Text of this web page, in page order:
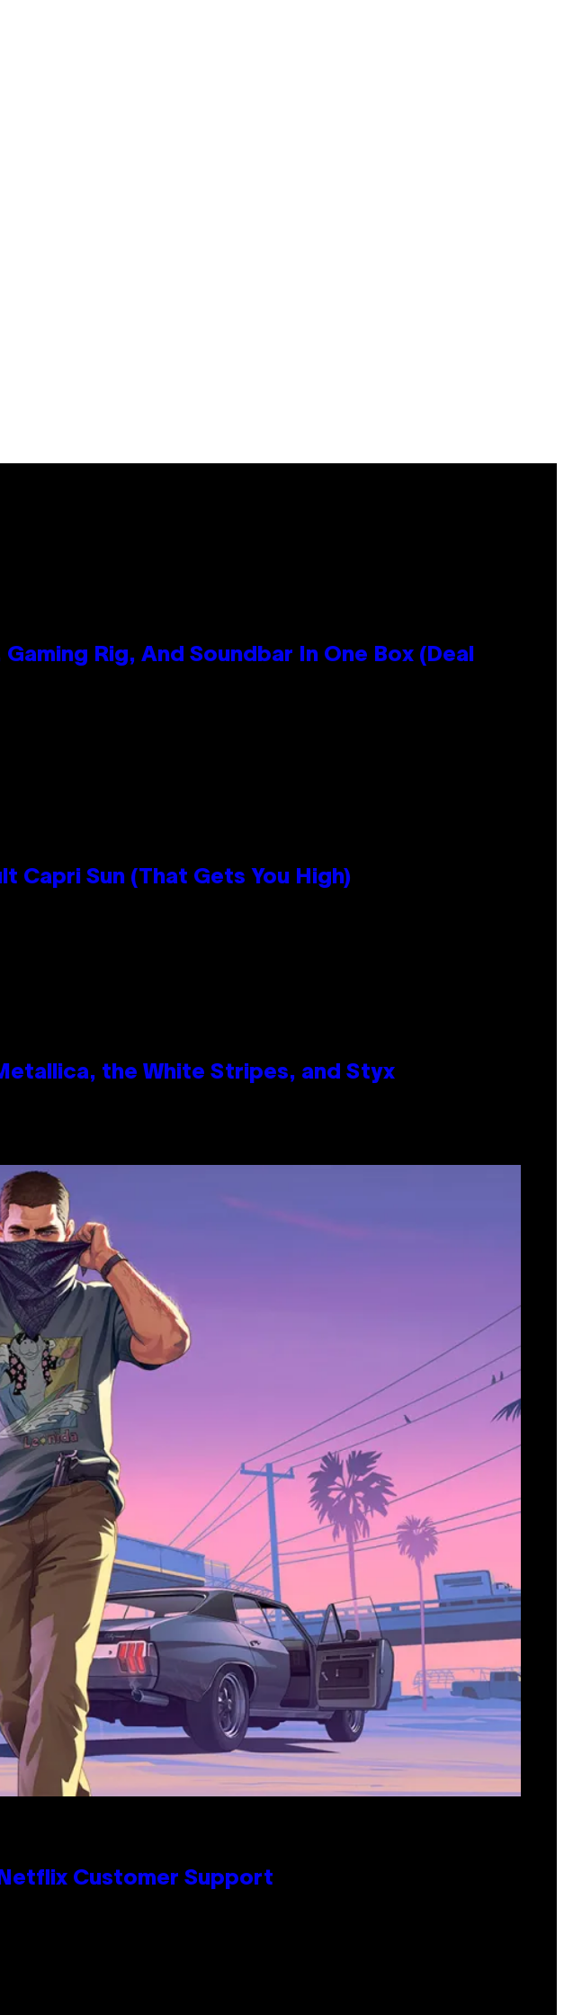
Rig, And Soundbar In One Box (Deal
Capri Sun (That Gets You High)
the White Stripes, and Styx
Customer Support